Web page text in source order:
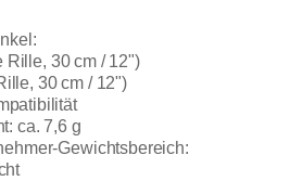
Rille, 30 cm / 12")
30 cm / 12")
ca. 7,6 g
Gewichtsbereich: